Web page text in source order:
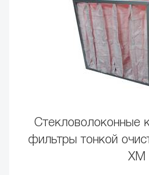
Стекловолоконные
фильтры тонкой
XM